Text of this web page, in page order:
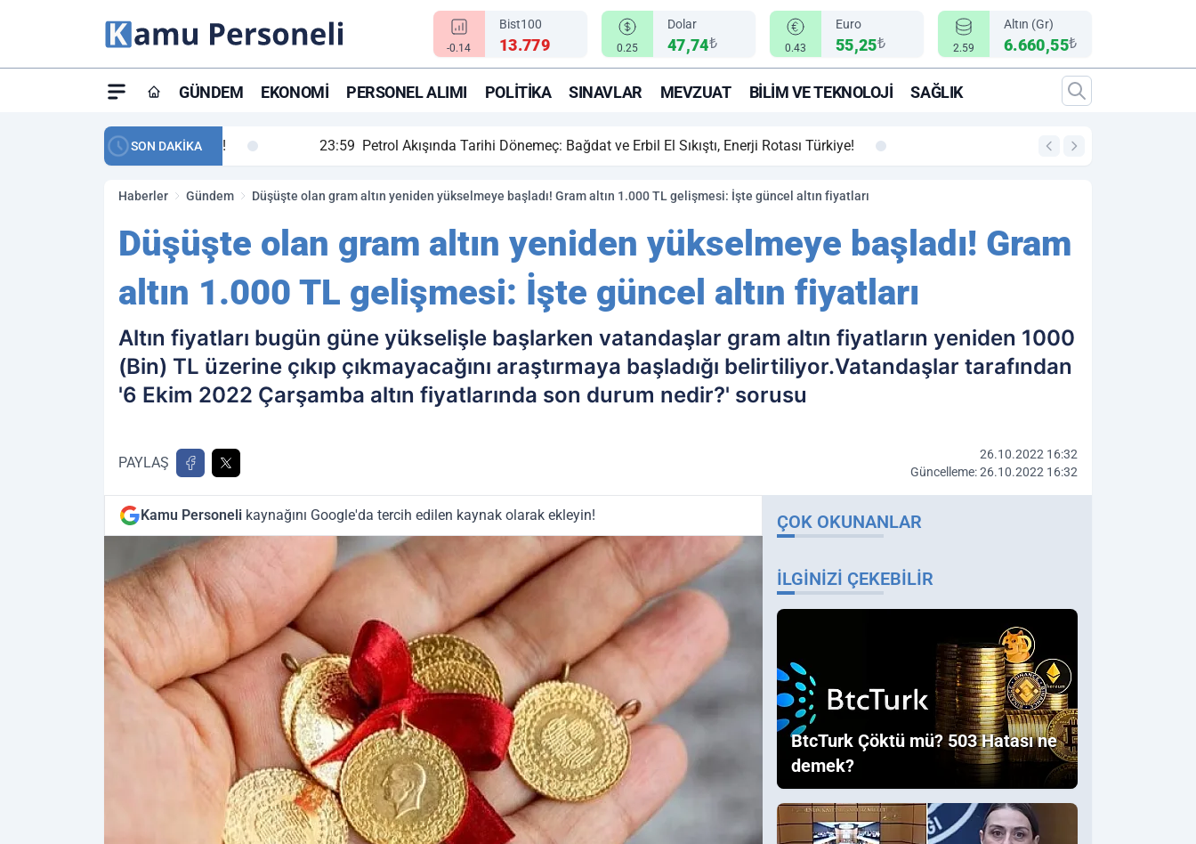
-0.14
Bist100
13.779 0.25
Dolar
47,74₺ 0.43
Euro
55,25₺ 2.59
Altın (Gr)
6.660,55₺
GÜNDEM EKONOMI PERSONEL ALIMI POLITIKA SINAVLAR MEVZUAT BILIM VE TEKNOLOJI SAĞLIK
SON DAKİKA
maç özeti ve golleri! 23:59 Petrol Akışında Tarihi Dönemeç: Bağdat ve Erbil El Sıkıştı, Enerji Rotası Türkiye! 00:12
Haberler Gündem Düşüşte olan gram altın yeniden yükselmeye başladı! Gram altın 1.000 TL gelişmesi: İşte güncel altın fiyatları
Düşüşte olan gram altın yeniden yükselmeye başladı! Gram
altın 1.000 TL gelişmesi: İşte güncel altın fiyatları
Altın fiyatları bugün güne yükselişle başlarken vatandaşlar gram altın fiyatların yeniden 1000
(Bin) TL üzerine çıkıp çıkmayacağını araştırmaya başladığı belirtiliyor.Vatandaşlar tarafından
'6 Ekim 2022 Çarşamba altın fiyatlarında son durum nedir?' sorusu
PAYLAŞ
26.10.2022 16:32
Güncelleme: 26.10.2022 16:32
Kamu Personeli kaynağını Google'da tercih edilen kaynak olarak ekleyin! ÇOK OKUNANLAR
İLGINIZI ÇEKEBILIR
BtcTurk Çöktü mü? 503 Hatası ne
demek?